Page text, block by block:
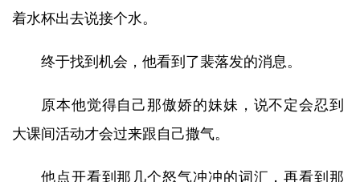
着水杯出去说接个水。
终于找到机会，他看到了裴落发的消息。
原本他觉得自己那傲娇的妹妹，说不定会忍到
大课间活动才会过来跟自己撒气。
他点开看到那几个怒气冲冲的词汇，再看到那